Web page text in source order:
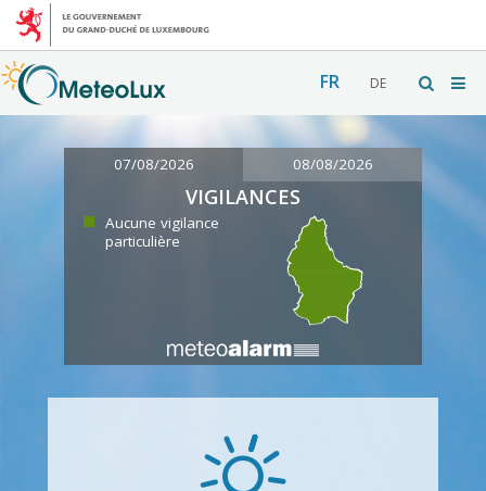
FR DE
07/08/2026 08/08/2026
VIGILANCES
Aucune vigilance
particulière